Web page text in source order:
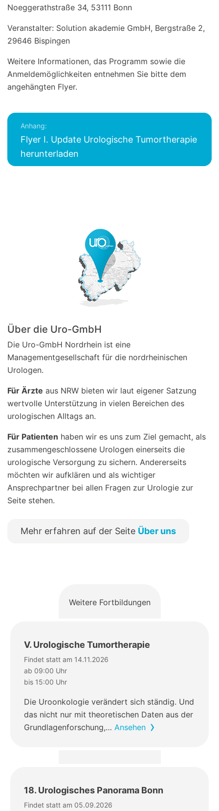
Noeggerathstraße 34, 53111 Bonn
Veranstalter: Solution akademie GmbH, Bergstraße 2,
29646 Bispingen
Weitere Informationen, das Programm sowie die
Anmeldemöglichkeiten entnehmen Sie bitte dem
angehängten Flyer.
Anhang:
Flyer I. Update Urologische Tumortherapie
herunterladen
Über die Uro-GmbH
Die Uro-GmbH Nordrhein ist eine
Managementgesellschaft für die nordrheinischen
Urologen.
Für Ärzte aus NRW bieten wir laut eigener Satzung
wertvolle Unterstützung in vielen Bereichen des
urologischen Alltags an.
Für Patienten haben wir es uns zum Ziel gemacht, als
zusammengeschlossene Urologen einerseits die
urologische Versorgung zu sichern. Andererseits
möchten wir aufklären und als wichtiger
Ansprechpartner bei allen Fragen zur Urologie zur
Seite stehen.
Mehr erfahren auf der Seite Über uns
Weitere Fortbildungen
V. Urologische Tumortherapie
Findet statt am 14.11.2026
ab 09:00 Uhr
bis 15:00 Uhr
Die Uroonkologie verändert sich ständig. Und
das nicht nur mit theoretischen Daten aus der
Grundlagenforschung,… Ansehen
18. Urologisches Panorama Bonn
Findet statt am 05.09.2026